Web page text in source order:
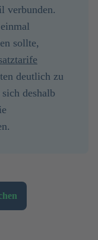
verbunden.
sollte,
deutlich zu
deshalb